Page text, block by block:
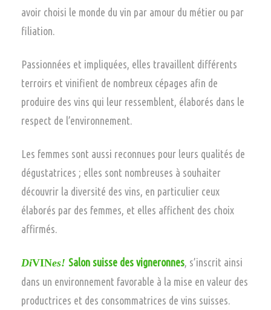
avoir choisi le monde du vin par amour du métier ou par
filiation.
Passionnées et impliquées, elles travaillent différents
terroirs et vinifient de nombreux cépages afin de
produire des vins qui leur ressemblent, élaborés dans le
respect de l’environnement.
Les femmes sont aussi reconnues pour leurs qualités de
dégustatrices ; elles sont nombreuses à souhaiter
découvrir la diversité des vins, en particulier ceux
élaborés par des femmes, et elles affichent des choix
affirmés.
DiVINes! Salon suisse des vigneronnes , s’inscrit ainsi
dans un environnement favorable à la mise en valeur des
productrices et des consommatrices de vins suisses.